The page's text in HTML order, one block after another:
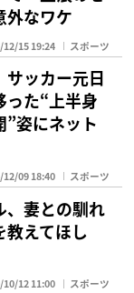
外なワケ
12/15 19:24 スポーツ
サッカー元日
た“上半身
”姿にネット
12/09 18:40 スポーツ
、妻との馴れ
教えてほし
10/12 11:00 スポーツ